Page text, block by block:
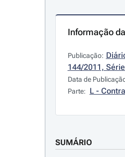
Informação
Publicação:
144/2011,
Data de
Parte: L -
SUMÁRIO